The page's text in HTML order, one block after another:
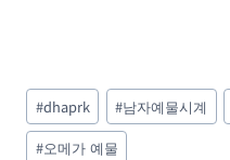
Post
Tags:
#dhaprk #남자예물시계
#오메가 예물